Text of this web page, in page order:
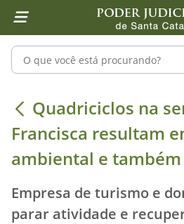
1 Ir para o conteúdo
2 Ir para a ferramenta de
4 Ir para o menu principal
5 Ir para a pesquisa
6 Ir para o rodapé
7 Ir para a página inicial
Pesquisar no portal
Quadriciclos na
Quadriciclos na
Francisca resultam
ambiental e
Empresa de turismo e
parar atividade e